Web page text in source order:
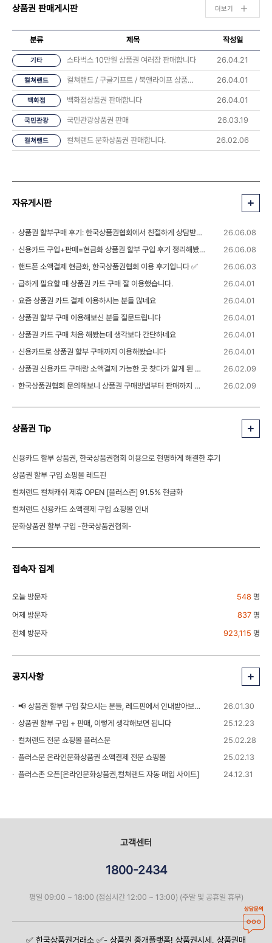
상품권 판매게시판 더보기
분류 제목 작성일
기타 스타벅스 10만원 상품권 여러장 판매합니다 26.04.21
컬쳐랜드 컬쳐랜드 / 구글기프트 / 북앤라이프 상품권 판매합니다 26.04.01
백화점 백화점상품권 판매합니다 26.04.01
국민관광 국민관광상품권 판매 26.03.19
컬쳐랜드 컬쳐랜드 문화상품권 판매합니다. 26.02.06
자유게시판
상품권 할부구매 후기: 한국상품권협회에서 친절하게 상담받았습니다 💬
26.06.08
신용카드 구입+판매=현금화 상품권 할부 구입 후기 정리해봤습니다
26.06.08
핸드폰 소액결제 현금화, 한국상품권협회 이용 후기입니다 ✅
26.06.03
급하게 필요할 때 상품권 카드 구매 잘 이용했습니다.
26.04.01
요즘 상품권 카드 결제 이용하시는 분들 많네요
26.04.01
상품권 할부 구매 이용해보신 분들 질문드립니다
26.04.01
상품권 카드 구매 처음 해봤는데 생각보다 간단하네요
26.04.01
신용카드로 상품권 할부 구매까지 이용해봤습니다
26.04.01
상품권 신용카드 구매랑 소액결제 가능한 곳 찾다가 알게 된 정보
26.02.09
한국상품권협회 문의해보니 상품권 구매방법부터 판매까지 안내 받을 수 있었습니다
26.02.09
상품권 Tip
신용카드 할부 상품권, 한국상품권협회 이용으로 현명하게 해결한 후기
상품권 할부 구입 쇼핑몰 레드핀
컬쳐랜드 컬쳐캐쉬 제휴 OPEN [플러스존] 91.5% 현금화
컬쳐랜드 신용카드 소액결제 구입 쇼핑몰 안내
문화상품권 할부 구입 -한국상품권협회-
접속자 집계
오늘 방문자 548 명
어제 방문자
837 명
전체 방문자
923,115 명
공지사항
📢 상품권 할부 구입 찾으시는 분들, 레드핀에서 안내받아보세요!
26.01.30
상품권 할부 구입 + 판매, 이렇게 생각해보면 됩니다
25.12.23
컬쳐랜드 전문 쇼핑몰 플러스문
25.02.28
플러스문 온라인문화상품권 소액결제 전문 쇼핑몰
25.02.13
플러스존 오픈[온라인문화상품권,컬쳐랜드 자동 매입 사이트]
24.12.31
고객센터
1800-2434
평일 09:00 ~ 18:00 (점심시간 12:00 ~ 13:00) (주말 및 공휴일 휴무)
✅️ 한국상품권거래소 ✅️- 상품권 중개플랫폼! 상품권시세, 상품권매
상담문의